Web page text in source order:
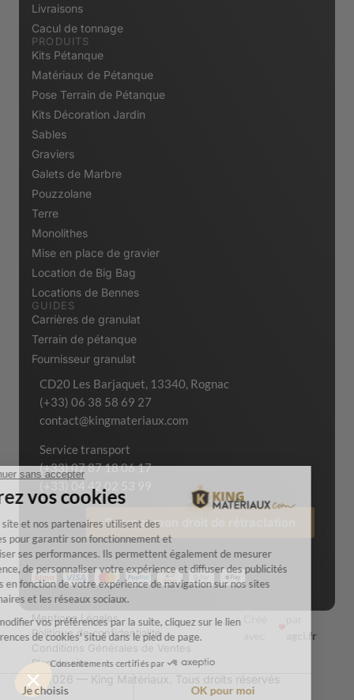
Livraisons
Cacul de tonnage
PRODUITS
Kits Pétanque
Matériaux de Pétanque
Pose Terrain de Pétanque
Kits Décoration Jardin
Sables
Graviers
Galets de Marbre
Pouzzolane
Terre
Monolithes
Mise en place de gravier
Location de Big Bag
Locations de Bennes
GUIDES
Carrières de granulat
Terrain de pétanque
Fournisseur granulat
CD20 Les Barjaquet, 13340, Rognac
(+33) 06 38 58 69 27
contact@kingmateriaux.com
Service transport
(+33) 07 87 18 06 17
(+33) 04 42 02 53 99
Exercer mon droit de rétractation
© 2026 — King Matériaux. Tous droits réservés
Mentions Légales
Politique de confidentialité
Conditions Générales de Ventes
Plan du site
agci.fr